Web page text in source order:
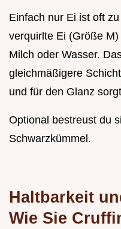
Einfach nur Ei ist oft
verquirlte Ei (Größe
Milch oder Wasser.
gleichmäßigere
und für den Glanz
Optional bestreust du
Schwarzkümmel.
Haltbarkeit
Wie Sie